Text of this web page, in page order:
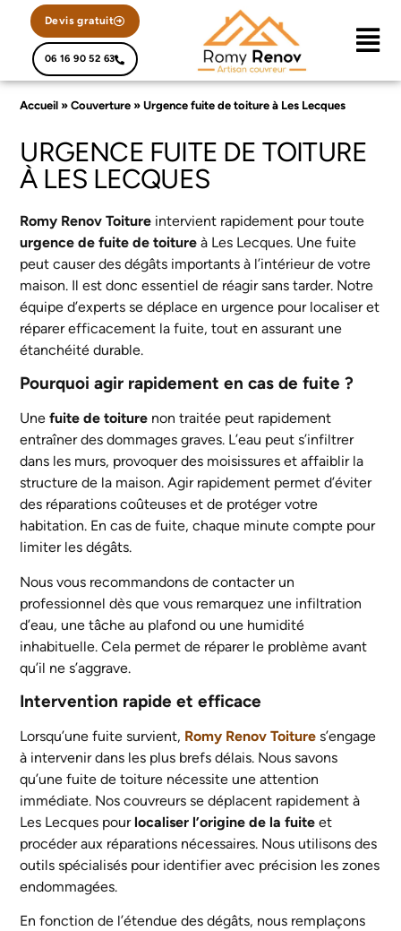
Devis gratuit
06 16 90 52 63
Accueil »Couverture »Urgence fuite de toiture à Les Lecques
URGENCE FUITE DE TOITURE
À LES LECQUES
Romy Renov Toiture intervient rapidement pour toute
urgence de fuite de toiture à Les Lecques. Une fuite
peut causer des dégâts importants à l’intérieur de votre
maison. Il est donc essentiel de réagir sans tarder. Notre
équipe d’experts se déplace en urgence pour localiser et
réparer efficacement la fuite, tout en assurant une
étanchéité durable.
Pourquoi agir rapidement en cas de fuite ?
Unefuite de toiture non traitée peut rapidement
entraîner des dommages graves. L’eau peut s’infiltrer
dans les murs, provoquer des moisissures et affaiblir la
structure de la maison. Agir rapidement permet d’éviter
des réparations coûteuses et de protéger votre
habitation. En cas de fuite, chaque minute compte pour
limiter les dégâts.
Nous vous recommandons de contacter un
professionnel dès que vous remarquez une infiltration
d’eau, une tâche au plafond ou une humidité
inhabituelle. Cela permet de réparer le problème avant
qu’il ne s’aggrave.
Intervention rapide et efficace
Lorsqu’une fuite survient, Romy Renov Toiture s’engage
à intervenir dans les plus brefs délais. Nous savons
qu’une fuite de toiture nécessite une attention
immédiate. Nos couvreurs se déplacent rapidement à
Les Lecques pour localiser l’origine de la fuite et
procéder aux réparations nécessaires. Nous utilisons des
outils spécialisés pour identifier avec précision les zones
endommagées.
En fonction de l’étendue des dégâts, nous remplaçons